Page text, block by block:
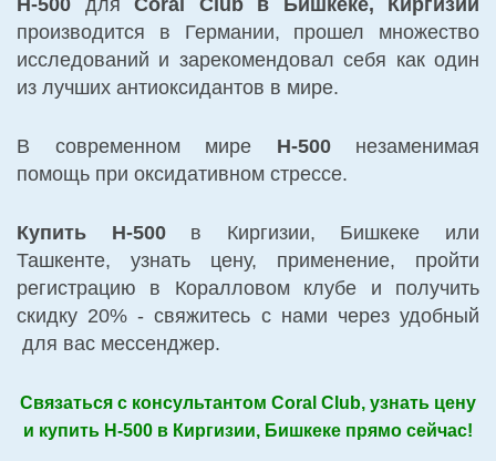
Н-500 для Coral Club в Бишкеке, Киргизии
производится в Германии, прошел множество
исследований и зарекомендовал себя как один
из лучших антиоксидантов в мире.
В современном мире Н-500незаменимая
помощь при оксидативном стрессе.
Купить H-500в Киргизии, Бишкеке или
Ташкенте, узнать цену, применение, пройти
регистрацию в Коралловом клубе и получить
скидку 20% - свяжитесь с нами через удобный
для вас мессенджер.
Связаться с консультантом Coral Club, узнать цену
и купить H-500 в Киргизии, Бишкеке прямо сейчас!